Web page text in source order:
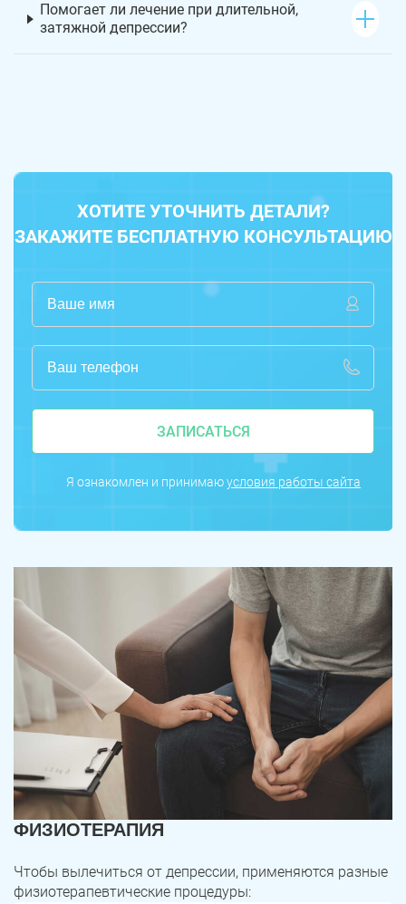
Помогает ли лечение при длительной,
затяжной депрессии?
ХОТИТЕ УТОЧНИТЬ ДЕТАЛИ?
ЗАКАЖИТЕ БЕСПЛАТНУЮ КОНСУЛЬТАЦИЮ
ЗАПИСАТЬСЯ
Я ознакомлен и принимаюусловия работы сайта
ФИЗИОТЕРАПИЯ
Чтобы вылечиться от депрессии, применяются разные
физиотерапевтические процедуры: